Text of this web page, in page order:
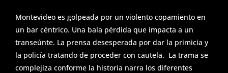
c
i
o
Montevideo es golpeada por un violento copamiento en
un bar céntrico. Una bala pérdida que impacta a un
transeúnte. La prensa desesperada por dar la primicia y
la policía tratando de proceder con cautela. La trama se
complejiza conforme la historia narra los diferentes